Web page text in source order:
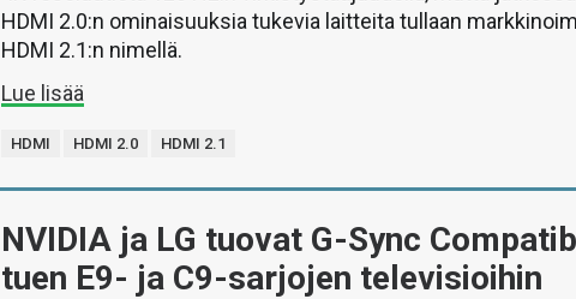
HDMI 2.0:n ominaisuuksia tukevia laitteita tullaan
HDMI 2.1:n nimellä.
Lue lisää
HDMI HDMI 2.0 HDMI 2.1
NVIDIA ja LG tuovat G-Sync
tuen E9- ja C9-sarjojen televisioihin